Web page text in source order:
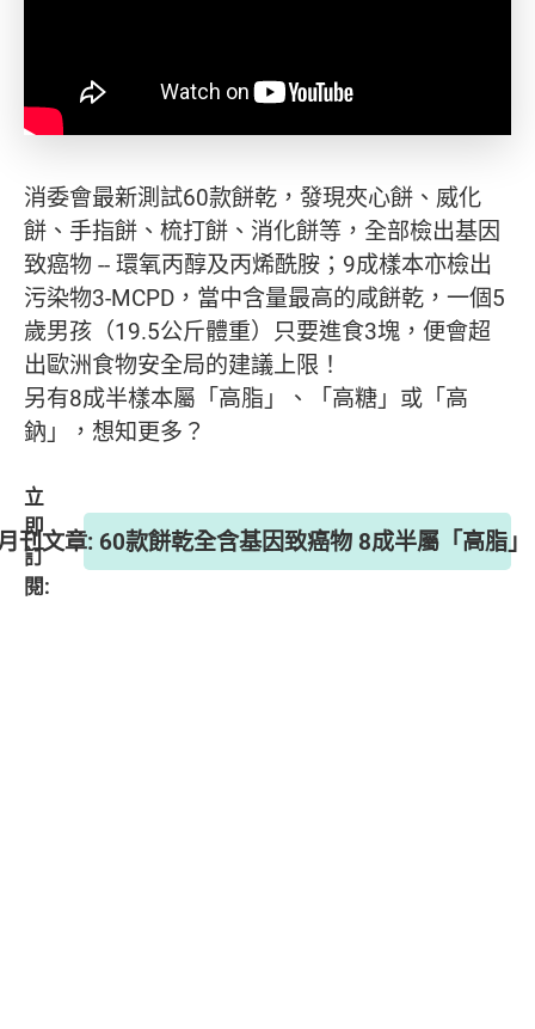
消委會最新測試60款餅乾，發現夾心餅、威化
餅、手指餅、梳打餅、消化餅等，全部檢出基因
致癌物 -- 環氧丙醇及丙烯酰胺；9成樣本亦檢出
污染物3-MCPD，當中含量最高的咸餅乾，一個5
歲男孩（19.5公斤體重）只要進食3塊，便會超
出歐洲食物安全局的建議上限！
另有8成半樣本屬「高脂」、「高糖」或「高
鈉」，想知更多？
立
即
訂
閱:
刊文章: 60款餅乾全含基因致癌物 8成半屬「高脂